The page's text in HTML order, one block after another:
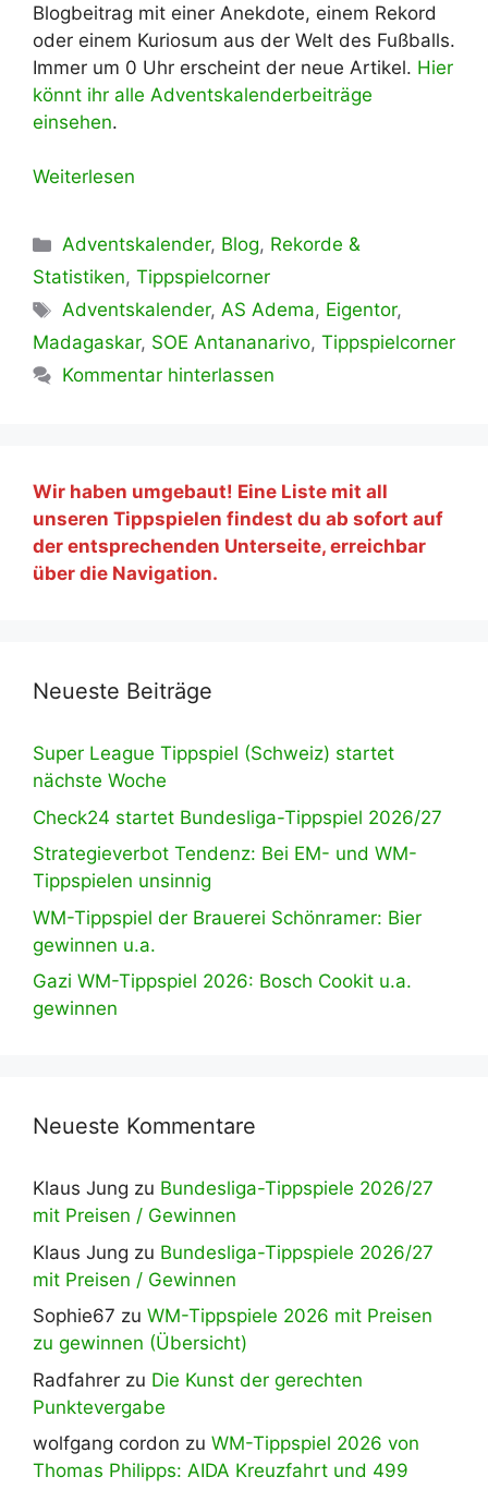
Blogbeitrag mit einer Anekdote, einem Rekord
oder einem Kuriosum aus der Welt des Fußballs.
Immer um 0 Uhr erscheint der neue Artikel. Hier
könnt ihr alle Adventskalenderbeiträge
einsehen.
Weiterlesen
Kategorien
Adventskalender, Blog, Rekorde &
Statistiken, Tippspielcorner
Schlagwörter
Adventskalender,AS Adema, Eigentor,
Madagaskar, SOE Antananarivo, Tippspielcorner
Kommentar hinterlassen
Wir haben umgebaut! Eine Liste mit all
unseren Tippspielen findest du ab sofort auf
der entsprechenden Unterseite, erreichbar
über die Navigation.
Neueste Beiträge
Super League Tippspiel (Schweiz) startet
nächste Woche
Check24 startet Bundesliga-Tippspiel 2026/27
Strategieverbot Tendenz: Bei EM- und WM-
Tippspielen unsinnig
WM-Tippspiel der Brauerei Schönramer: Bier
gewinnen u.a.
Gazi WM-Tippspiel 2026: Bosch Cookit u.a.
gewinnen
Neueste Kommentare
Klaus Jung zu Bundesliga-Tippspiele 2026/27
mit Preisen / Gewinnen
Klaus Jung zu Bundesliga-Tippspiele 2026/27
mit Preisen / Gewinnen
Sophie67 zu WM-Tippspiele 2026 mit Preisen
zu gewinnen (Übersicht)
Radfahrer zu Die Kunst der gerechten
Punktevergabe
wolfgang cordon zu WM-Tippspiel 2026 von
Thomas Philipps: AIDA Kreuzfahrt und 499